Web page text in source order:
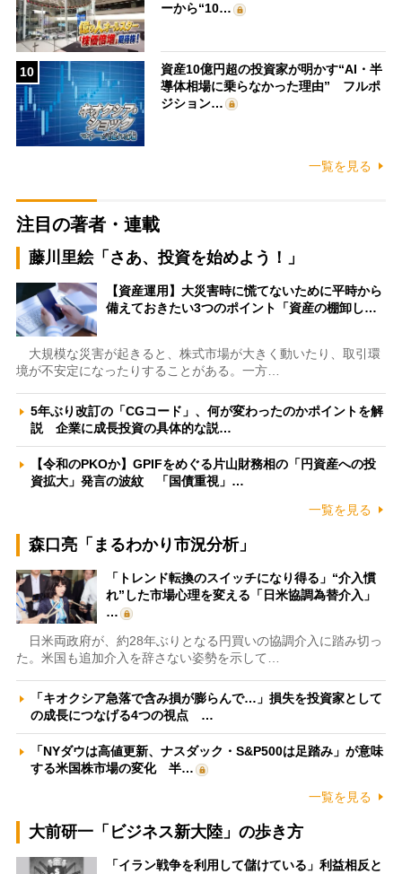
ーから“10…
10
資産10億円超の投資家が明かす“AI・半
導体相場に乗らなかった理由” フルポ
ジション…
一覧を見る
注目の著者・連載
藤川里絵「さあ、投資を始めよう！」
【資産運用】大災害時に慌てないために平時から
備えておきたい3つのポイント「資産の棚卸し…
大規模な災害が起きると、株式市場が大きく動いたり、取引環
境が不安定になったりすることがある。一方…
5年ぶり改訂の「CGコード」、何が変わったのかポイントを解
説 企業に成長投資の具体的な説…
【令和のPKOか】GPIFをめぐる片山財務相の「円資産への投
資拡大」発言の波紋 「国債重視」…
一覧を見る
森口亮「まるわかり市況分析」
「トレンド転換のスイッチになり得る」“介入慣
れ”した市場心理を変える「日米協調為替介入」
…
日米両政府が、約28年ぶりとなる円買いの協調介入に踏み切っ
た。米国も追加介入を辞さない姿勢を示して…
「キオクシア急落で含み損が膨らんで…」損失を投資家として
の成長につなげる4つの視点 …
「NYダウは高値更新、ナスダック・S&P500は足踏み」が意味
する米国株市場の変化 半…
一覧を見る
大前研一「ビジネス新大陸」の歩き方
「イラン戦争を利用して儲けている」利益相反と